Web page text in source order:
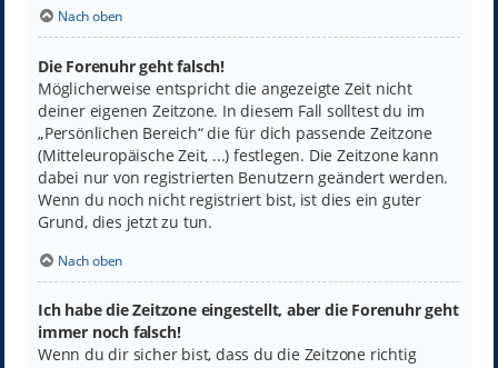
Nach oben
Die Forenuhr geht falsch!
Möglicherweise entspricht die angezeigte Zeit nicht
deiner eigenen Zeitzone. In diesem Fall solltest du im
„Persönlichen Bereich“ die für dich passende Zeitzone
(Mitteleuropäische Zeit, ...) festlegen. Die Zeitzone kann
dabei nur von registrierten Benutzern geändert werden.
Wenn du noch nicht registriert bist, ist dies ein guter
Grund, dies jetzt zu tun.
Nach oben
Ich habe die Zeitzone eingestellt, aber die Forenuhr geht
immer noch falsch!
Wenn du dir sicher bist, dass du die Zeitzone richtig